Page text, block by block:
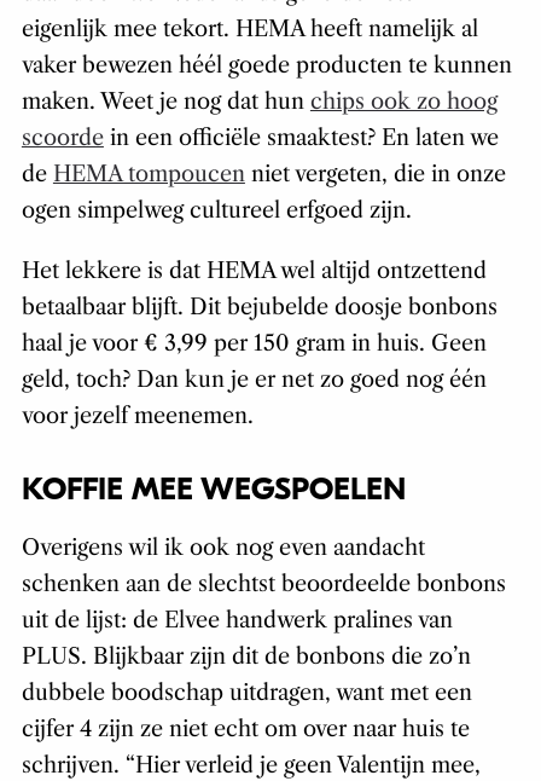
eigenlijk mee tekort. HEMA heeft namelijk al
vaker bewezen héél goede producten te kunnen
maken. Weet je nog dat hun chips ook zo hoog
scoordein een officiële smaaktest? En laten we
de HEMA tompoucenniet vergeten, die in onze
ogen simpelweg cultureel erfgoed zijn.
Het lekkere is dat HEMA wel altijd ontzettend
betaalbaar blijft. Dit bejubelde doosje bonbons
haal je voor € 3,99 per 150 gram in huis. Geen
geld, toch? Dan kun je er net zo goed nog één
voor jezelf meenemen.
KOFFIE MEE WEGSPOELEN
Overigens wil ik ook nog even aandacht
schenken aan de slechtst beoordeelde bonbons
uit de lijst: de Elvee handwerk pralines van
PLUS. Blijkbaar zijn dit de bonbons die zo’n
dubbele boodschap uitdragen, want met een
cijfer 4 zijn ze niet echt om over naar huis te
schrijven. “Hier verleid je geen Valentijn mee,